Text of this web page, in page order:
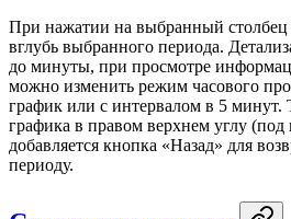
При нажатии на выбранный
вглубь выбранного периода.
до минуты, при просмотре
можно изменить режим часового
график или с интервалом в 5 минут.
графика в правом верхнем углу
добавляется кнопка «Назад» для
периоду.